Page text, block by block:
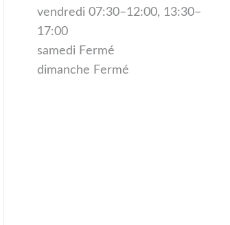
vendredi 07:30–12:00, 13:30–
17:00
samedi Fermé
dimanche Fermé